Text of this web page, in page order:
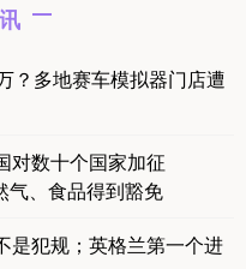
？多地赛车模拟器门店遭
对数十个国家加征
气、食品得到豁免
是犯规；英格兰第一个进